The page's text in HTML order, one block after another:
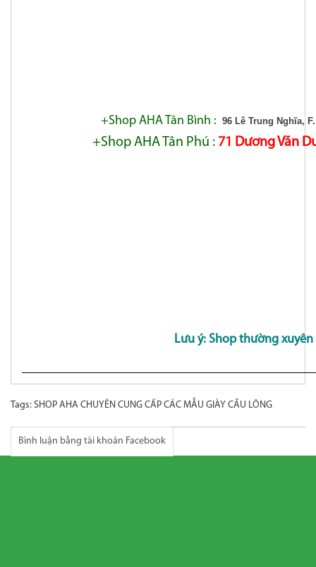
+Shop AHA Tân Bình : 96 Lê Trung Nghĩa,
+Shop AHA Tân Phú : 71 Dương Văn
Lưu ý: Shop thường
Tags: SHOP AHA CHUYÊN CUNG CẤP CÁC MẪU GIÀY CẦU LÔNG
Bình luận bằng tài khoản Facebook